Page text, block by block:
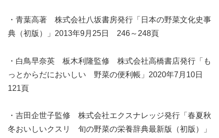
・青葉高著 株式会社八坂書房発行「日本の野菜文化史事
典（初版）」2013年9月25日 246～248頁
・白鳥早奈英 板木利隆監修 株式会社高橋書店発行「も
っとからだにおいしい 野菜の便利帳」2020年7月10日
121頁
・吉田企世子監修 株式会社エクスナレッジ発行「春夏秋
冬おいしいクスリ 旬の野菜の栄養辞典最新版（初版）」